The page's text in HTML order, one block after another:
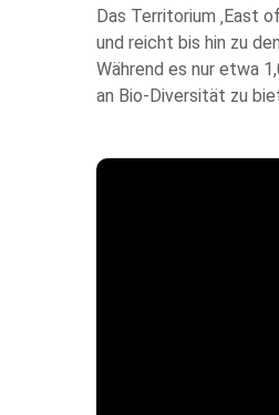
Das Territorium ‚East
und reicht bis hin zu
Während es nur etwa
an Bio-Diversität zu